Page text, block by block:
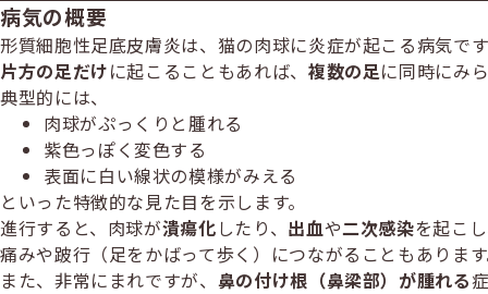
病気の概要
形質細胞性足底皮膚炎は、猫の肉球に炎症が起こる病気で
片方の足だけに起こることもあれば、 複数の足に同時にみ
典型的には、
肉球がぷっくりと腫れる
紫色っぽく変色する
表面に白い線状の模様がみえる
といった特徴的な見た目を示します。
進行すると、肉球が潰瘍化したり、 出血や二次感染を起こ
痛みや跛行（足をかばって歩く）につながることもありま
また、非常にまれですが、 鼻の付け根（鼻梁部）が腫れる